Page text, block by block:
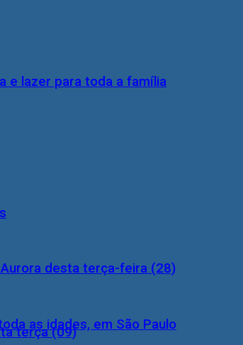
e lazer para toda a família
terça (09)
desta terça-feira (28)
as idades, em São Paulo